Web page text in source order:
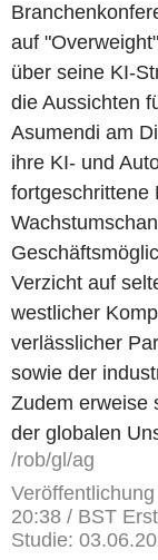
auf
über seine KI-
die Aussichten
Asumendi am
ihre KI- und
fortgeschrittene
Verzicht auf
westlicher
verlässlicher
sowie der
Zudem erweise
der globalen
/rob/gl/ag
20:38 / BST
Studie: